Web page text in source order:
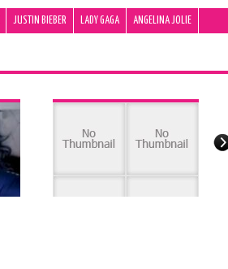
JUSTIN BIEBER LADY GAGA ANGELINA JOLIE